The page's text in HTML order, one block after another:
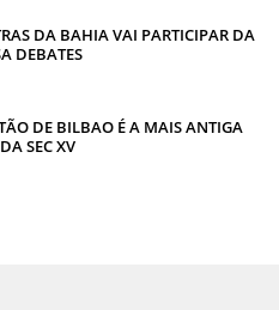
DA BAHIA VAI PARTICIPAR DA
DEBATES
DE BILBAO É A MAIS ANTIGA
SEC XV